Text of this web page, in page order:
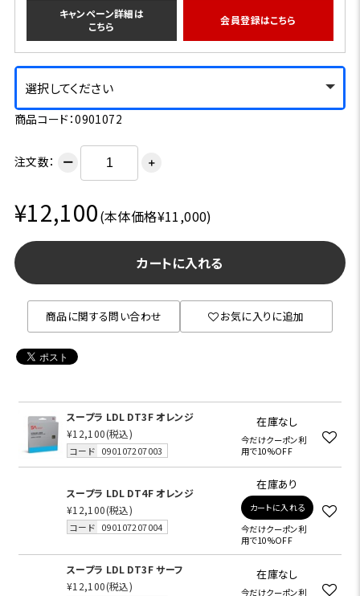
キャンペーン詳細は
こちら
会員登録はこちら
選択してください
商品コード：0901072
注文数： ー ＋
¥12,100(本体価格¥11,000)
カートに入れる
商品に関する問い合わせ お気に入りに追加
スープラ LDL DT3F オレンジ
¥12,100(税込)
コード 090107207003
在庫なし
今だけクーポン利
用で10%OFF
スープラ LDL DT4F オレンジ
¥12,100(税込)
コード 090107207004
在庫あり
カートに入れる
今だけクーポン利
用で10%OFF
スープラ LDL DT3F サーフ
¥12,100(税込)
在庫なし
今だけクーポン利